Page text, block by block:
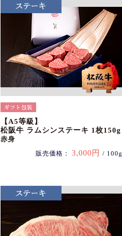
【A5等級】
松阪牛 ラムシンステーキ 1枚150g
赤身
販売価格： 3,000円 / 100g